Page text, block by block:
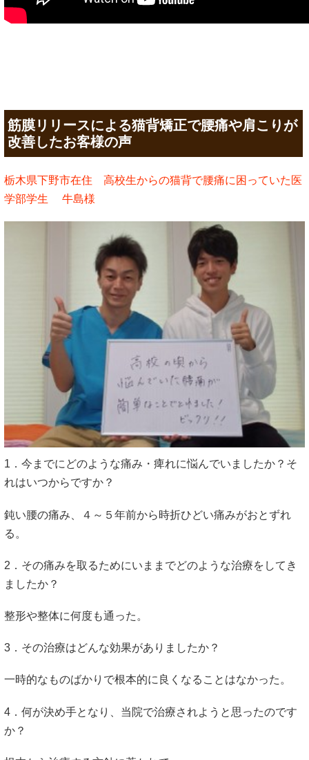
筋膜リリースによる猫背矯正で腰痛や肩こりが
改善したお客様の声
栃木県下野市在住 高校生からの猫背で腰痛に困っていた医
学部学生 牛島様
1．今までにどのような痛み・痺れに悩んでいましたか？そ
れはいつからですか？
鈍い腰の痛み、４～５年前から時折ひどい痛みがおとずれ
る。
2．その痛みを取るためにいままでどのような治療をしてき
ましたか？
整形や整体に何度も通った。
3．その治療はどんな効果がありましたか？
一時的なものばかりで根本的に良くなることはなかった。
4．何が決め手となり、当院で治療されようと思ったのです
か？